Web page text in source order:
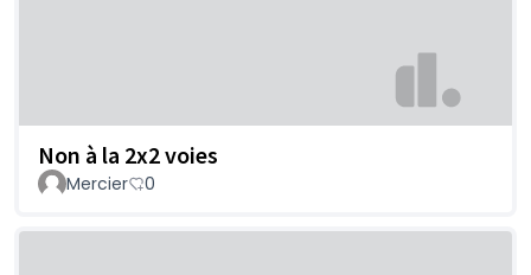
Non à la 2x2 voies
Mercier 0